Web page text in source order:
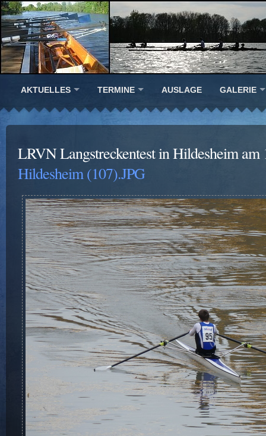
AKTUELLES TERMINE AUSLAGE GALERIE
LRVN Langstreckentest in Hildesheim am
Hildesheim (107).JPG